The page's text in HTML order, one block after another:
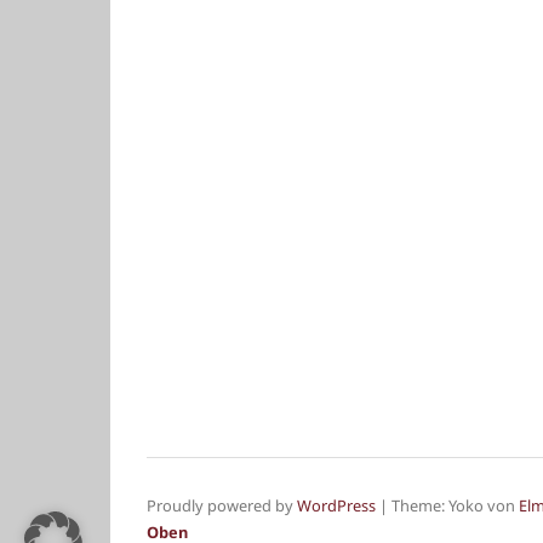
Proudly powered byWordPress | Theme: Yoko von
Oben